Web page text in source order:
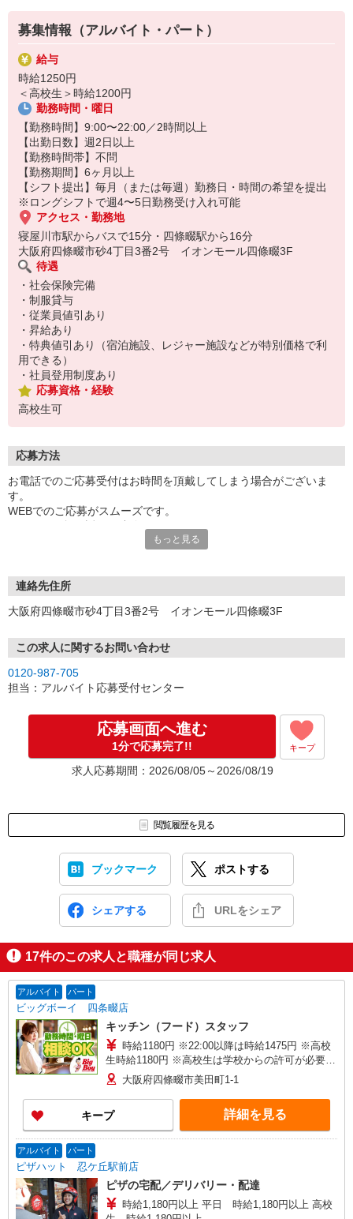
【キッチン】 ※対面や接客はなし！
■チキンの調理
こだわりの詰まったKFCのチキンをつくるお仕事です。
ひとつひとつ丁寧に粉をまぶして揚げる作業をお任せします。
カンタンな作業なので初めての方もスグに覚えられますし、
作業については丁寧に教えるから心配はいりません
募集情報（アルバイト・パート）
給与
時給1250円
＜高校生＞時給1200円
勤務時間・曜日
【勤務時間】9:00〜22:00／2時間以上
【出勤日数】週2日以上
【勤務時間帯】不問
【勤務期間】6ヶ月以上
【シフト提出】毎月（または毎週）勤務日・時間の希望を提出
※ロングシフトで週4〜5日勤務受け入れ可能
アクセス・勤務地
寝屋川市駅からバスで15分・四條畷駅から16分
大阪府四條畷市砂4丁目3番2号 イオンモール四條畷3F
待遇
・社会保険完備
・制服貸与
・従業員値引あり
・昇給あり
・特典値引あり（宿泊施設、レジャー施設などが特別価格で利
用できる）
・社員登用制度あり
応募資格・経験
高校生可
応募方法
お電話でのご応募受付はお時間を頂戴してしまう場合がございま
す。
WEBでのご応募がスムーズです。
もっと見る
連絡先住所
大阪府四條畷市砂4丁目3番2号 イオンモール四條畷3F
この求人に関するお問い合わせ
0120-987-705
担当：アルバイト応募受付センター
応募画面へ進む
1分で応募完了!! キープ
求人応募期間：2026/08/05～2026/08/19
閲覧履歴を見る
ブックマーク ポストする
シェアする URLをシェア
17件のこの求人と職種が同じ求人
アルバイト パート
ビッグボーイ 四条畷店
キッチン（フード）スタッフ
時給1180円 ※22:00以降は時給1475円 ※高校
生時給1180円 ※高校生は学校からの許可が必要な
場合、通学中の学校からの許可証が必要となりま
す。
大阪府四條畷市美田町1-1
キープ 詳細を見る
アルバイト パート
ピザハット 忍ケ丘駅前店
ピザの宅配／デリバリー・配達
時給1,180円以上 平日 時給1,180円以上 高校